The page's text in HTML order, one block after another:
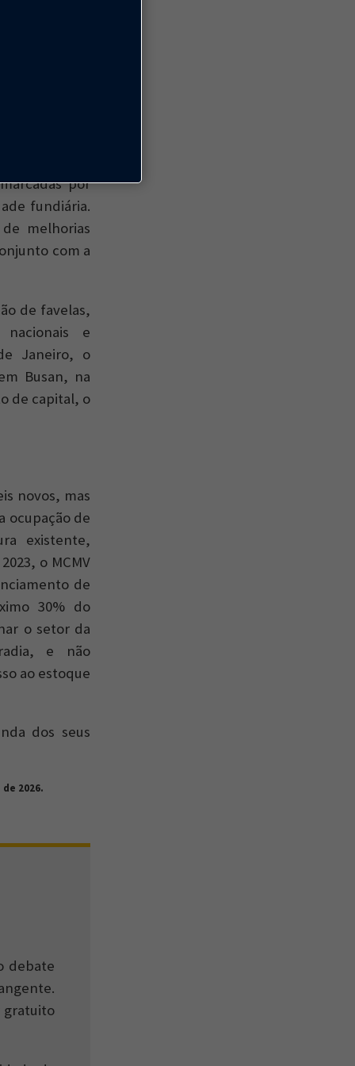
por
fundiária.
melhorias
com a
de favelas,
nacionais e
Janeiro, o
Busan, na
de capital, o
novos, mas
ocupação de
existente,
o MCMV
de
30% do
o setor da
e não
ao estoque
dos seus
2026.
debate
gratuito